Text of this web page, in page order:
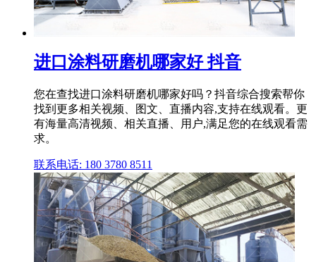
进口涂料研磨机哪家好 抖音
您在查找进口涂料研磨机哪家好吗？抖音综合搜索帮你
找到更多相关视频、图文、直播内容,支持在线观看。更
有海量高清视频、相关直播、用户,满足您的在线观看需
求。
联系电话: 180 3780 8511